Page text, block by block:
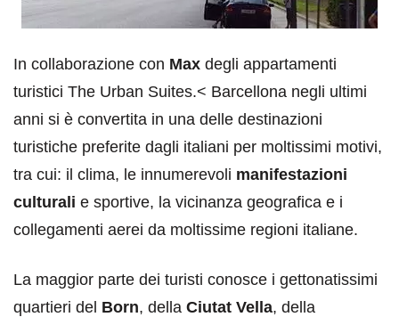
In collaborazione con Max degli appartamenti
turistici The Urban Suites.< Barcellona negli ultimi
anni si è convertita in una delle destinazioni
turistiche preferite dagli italiani per moltissimi motivi,
tra cui: il clima, le innumerevoli manifestazioni
culturali e sportive, la vicinanza geografica e i
collegamenti aerei da moltissime regioni italiane.
La maggior parte dei turisti conosce i gettonatissimi
quartieri del Born, della Ciutat Vella, della